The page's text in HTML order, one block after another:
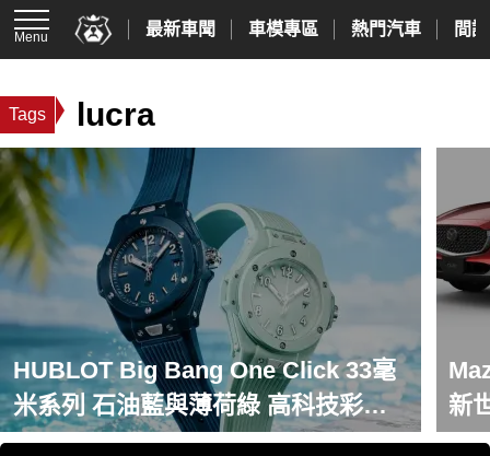
Menu 最新車聞 車模專區 熱門汽車 間
Tags lucra
HUBLOT Big Bang One Click 33毫
米系列 石油藍與薄荷綠 高科技彩色
陶瓷 演繹夏日島嶼色彩美學
新